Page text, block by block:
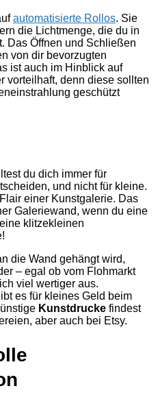
automatisierte Rollos. Sie
die Lichtmenge, die du in
Das Öffnen und Schließen
von dir bevorzugten
ist auch im Hinblick auf
vorteilhaft, denn diese sollten
geschützt
du dich immer für
und nicht für kleine.
einer Kunstgalerie. Das
Galeriewand, wenn du eine
klitzekleinen
die Wand gehängt wird,
– egal ob vom Flohmarkt
viel wertiger aus.
es für kleines Geld beim
Kunstdrucke findest
aber auch bei Etsy.